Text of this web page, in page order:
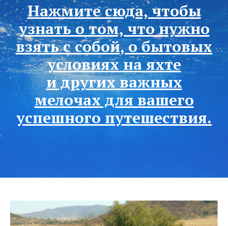
Нажмите сюда, чтобы
узнать о том, что нужно
взять с собой, о бытовых
условиях на яхте
и других важных
мелочах для вашего
успешного путешествия.